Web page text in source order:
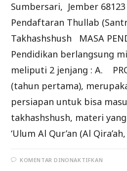
Sumbersari, Jember
Pendaftaran Thullab
Takhashshush MASA
Pendidikan berlangsung
meliputi 2 jenjang : A.
(tahun pertama),
persiapan untuk bisa
takhashshush, materi
‘Ulum Al Qur’an (Al
KOMENTAR DINONAKTIFKAN